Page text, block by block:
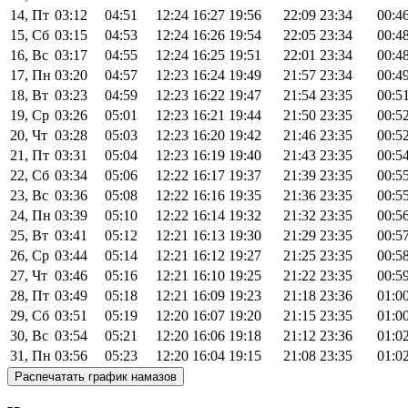
14, Пт 03:12 04:51 12:24 16:27 19:56 22:09 23:34
15, Сб 03:15 04:53 12:24 16:26 19:54 22:05 23:34
16, Вс 03:17 04:55 12:24 16:25 19:51 22:01 23:34
17, Пн 03:20 04:57 12:23 16:24 19:49 21:57 23:34
18, Вт 03:23 04:59 12:23 16:22 19:47 21:54 23:35
00:51
19, Ср 03:26 05:01 12:23 16:21 19:44 21:50 23:35
20, Чт 03:28 05:03 12:23 16:20 19:42 21:46 23:35
21, Пт 03:31 05:04 12:23 16:19 19:40 21:43 23:35
22, Сб 03:34 05:06 12:22 16:17 19:37 21:39 23:35
23, Вс 03:36 05:08 12:22 16:16 19:35 21:36 23:35
24, Пн 03:39 05:10 12:22 16:14 19:32 21:32 23:35
25, Вт 03:41 05:12 12:21 16:13 19:30 21:29 23:35
26, Ср 03:44 05:14 12:21 16:12 19:27 21:25 23:35
27, Чт 03:46 05:16 12:21 16:10 19:25 21:22 23:35
28, Пт 03:49 05:18 12:21 16:09 19:23 21:18 23:36
29, Сб 03:51 05:19 12:20 16:07 19:20 21:15 23:35
30, Вс 03:54 05:21 12:20 16:06 19:18 21:12 23:36
31, Пн 03:56 05:23 12:20 16:04 19:15 21:08 23:35
Распечатать график намазов